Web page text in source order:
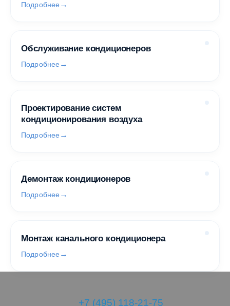
Подробнее
Обслуживание кондиционеров
Подробнее
Проектирование систем
кондиционирования воздуха
Подробнее
Демонтаж кондиционеров
Подробнее
Монтаж канального кондиционера
Подробнее
+7 (495) 118-21-75